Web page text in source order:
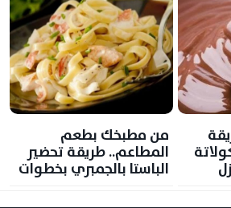
من مطبخك بطعم
المطاعم.. طريقة تحضير
الباستا بالجمبري بخطوات